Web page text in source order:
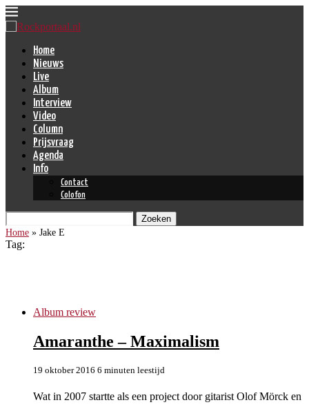
Home
Nieuws
Live
Album
Interview
Video
Column
Prijsvraag
Agenda
Info
Contact
Colofon
Zoeken
Home » Jake E
Tag:
Album review
Amaranthe – Maximalism
19 oktober 2016 6 minuten leestijd
Wat in 2007 startte als een project door gitarist Olof Mörck en